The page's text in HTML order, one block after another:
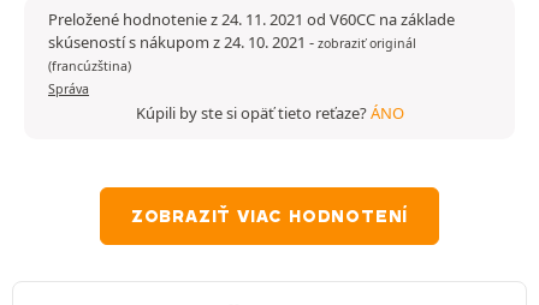
Preložené hodnotenie z 24. 11. 2021 od V60CC na základe
skúseností s nákupom z 24. 10. 2021 - zobraziť originál
(francúzština)
Správa
Kúpili by ste si opäť tieto reťaze?ÁNO
ZOBRAZIŤ VIAC HODNOTENÍ